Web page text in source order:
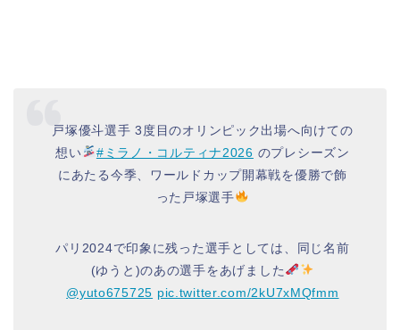
戸塚優斗選手 3度目のオリンピック出場へ向けての
想い
#ミラノ・コルティナ2026 のプレシーズン
にあたる今季、ワールドカップ開幕戦を優勝で飾
った戸塚選手
パリ2024で印象に残った選手としては、同じ名前
(ゆうと)のあの選手をあげました
@yuto675725 pic.twitter.com/2kU7xMQfmm